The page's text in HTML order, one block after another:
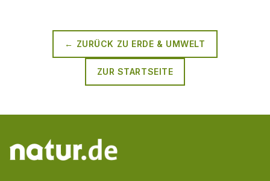
← ZURÜCK ZU ERDE & UMWELT
ZUR STARTSEITE